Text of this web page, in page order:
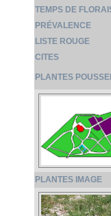
TEMPS DE
PRÉVALENCE
LISTE ROUGE
CITES
PLANTES
PLANTES IMAGE